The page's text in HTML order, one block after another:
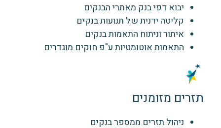
יבוא דפי בנק מאתרי הבנקים
קליטה ידנית של תנועות בנקים
איתור וניתוח התאמות בנקים
התאמות אוטומטיות ע"פ חוקים מוגדרים
תזרים מזומנים
ניהול תזרים ממספר בנקים